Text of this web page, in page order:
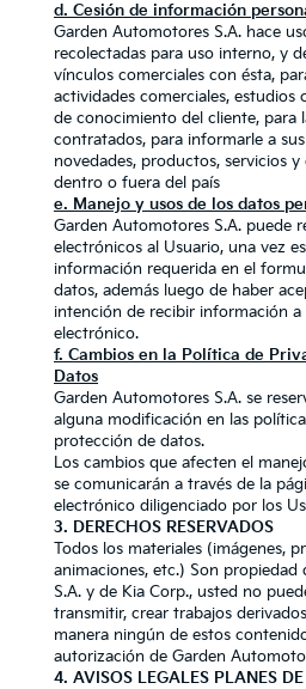
d. Cesión de información
Garden Automotores S.A. hace
recolectadas para uso interno, y
vínculos comerciales con ésta,
actividades comerciales, estudios
de conocimiento del cliente, para
contratados, para informarle a
novedades, productos, servicios y
dentro o fuera del país
e. Manejo y usos de los datos
Garden Automotores S.A. puede
electrónicos al Usuario, una vez
información requerida en el
datos, además luego de haber
intención de recibir información a
electrónico.
f. Cambios en la Política de
Datos
Garden Automotores S.A. se
alguna modificación en las
protección de datos.
Los cambios que afecten el
se comunicarán a través de la
electrónico diligenciado por los
3. DERECHOS RESERVADOS
Todos los materiales (imágenes,
animaciones, etc.) Son
S.A. y de Kia Corp., usted no
transmitir, crear trabajos
manera ningún de estos
autorización de Garden
4. AVISOS LEGALES PLANES